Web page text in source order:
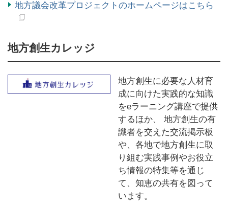
地方議会改革プロジェクトのホームページはこちら
地方創生カレッジ
地方創生に必要な人材育
成に向けた実践的な知識
をeラーニング講座で提供
するほか、 地方創生の有
識者を交えた交流掲示板
や、各地で地方創生に取
り組む実践事例やお役立
ち情報の特集等を通じ
て、知恵の共有を図って
います。